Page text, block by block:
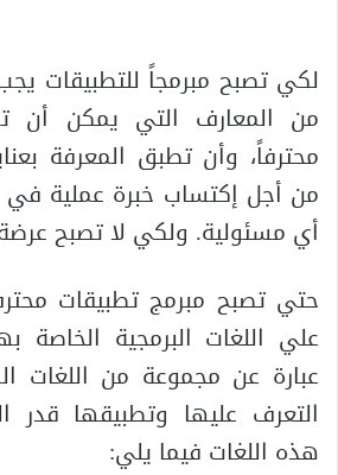
لكي تصبح مبرمجاً للتطبيقات
من المعارف التي يمكن أن
محترفاً، وأن تطبق المعرفة
من أجل إكتساب خبرة عملية
أي مسئولية. ولكي لا تصبح
حتي تصبح مبرمج تطبيقات
علي اللغات البرمجية الخاصة
عبارة عن مجموعة من اللغات
التعرف عليها وتطبيقها قدر
هذه اللغات فيما يلي: